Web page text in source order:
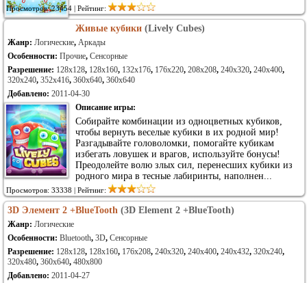
Просмотров: 23454 | Рейтинг:
Живые кубики (Lively Cubes)
Жанр: Логические, Аркады
Особенности: Прочие, Сенсорные
Разрешение: 128x128, 128x160, 132x176, 176x220, 208x208, 240x320, 240x400,
320x240, 352x416, 360x640, 360x640
Добавлено: 2011-04-30
Описание игры:
Собирайте комбинации из одноцветных кубиков,
чтобы вернуть веселые кубики в их родной мир!
Разгадывайте головоломки, помогайте кубикам
избегать ловушек и врагов, используйте бонусы!
Преодолейте волю злых сил, перенесших кубики из
родного мира в тесные лабиринты, наполнен...
Просмотров: 33338 | Рейтинг:
3D Элемент 2 +BlueTooth (3D Element 2 +BlueTooth)
Жанр: Логические
Особенности: Bluetooth, 3D, Сенсорные
Разрешение: 128x128, 128x160, 176x208, 240x320, 240x400, 240x432, 320x240,
320x480, 360x640, 480x800
Добавлено: 2011-04-27